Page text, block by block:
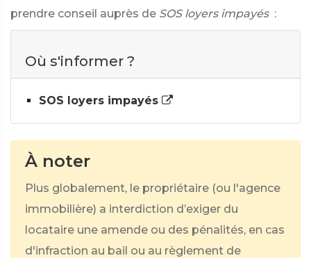
prendre conseil auprès de SOS loyers impayés :
Où s'informer ?
SOS loyers impayés
À noter
Plus globalement, le propriétaire (ou l'agence
immobilière) a interdiction d’exiger du
locataire une amende ou des pénalités, en cas
d'infraction au bail ou au règlement de